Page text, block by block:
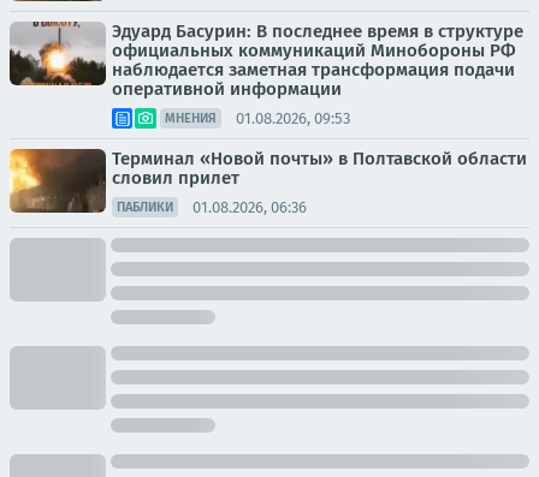
Эдуард Басурин: В последнее время в структуре
официальных коммуникаций Минобороны РФ
наблюдается заметная трансформация подачи
оперативной информации
МНЕНИЯ 01.08.2026, 09:53
Терминал «Новой почты» в Полтавской области
словил прилет
ПАБЛИКИ 01.08.2026, 06:36